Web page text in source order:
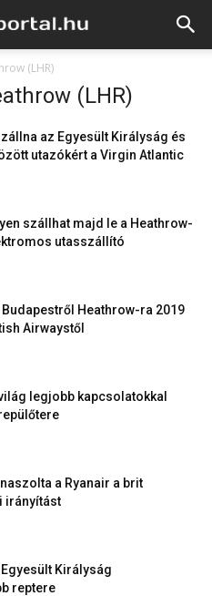
(LHR)
(LHR)
az Egyesült Királyság és
utazókért a Virgin Atlantic
szállhat majd le a Heathrow-
utasszállító
Budapestről Heathrow-ra 2019
Airwaystől
legjobb kapcsolatokkal
a Ryanair a brit
irányítást
Királyság
reptere